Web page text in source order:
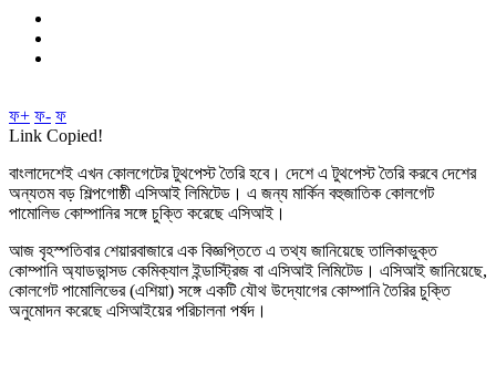
ফ+ ফ- ফ
Link Copied!
বাংলাদেশেই এখন কোলগেটের টুথপেস্ট তৈরি হবে। দেশে এ টুথপেস্ট তৈরি করবে দেশের
অন্যতম বড় শিল্পগোষ্ঠী এসিআই লিমিটেড। এ জন্য মার্কিন বহুজাতিক কোলগেট
পামোলিভ কোম্পানির সঙ্গে চুক্তি করেছে এসিআই।
আজ বৃহস্পতিবার শেয়ারবাজারে এক বিজ্ঞপ্তিতে এ তথ্য জানিয়েছে তালিকাভুক্ত
কোম্পানি অ্যাডভান্সড কেমিক্যাল ইন্ডাস্ট্রিজ বা এসিআই লিমিটেড। এসিআই জানিয়েছে,
কোলগেট পামোলিভের (এশিয়া) সঙ্গে একটি যৌথ উদ্যোগের কোম্পানি তৈরির চুক্তি
অনুমোদন করেছে এসিআইয়ের পরিচালনা পর্ষদ।